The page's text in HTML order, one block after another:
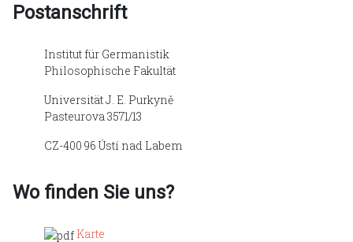
Postanschrift
Institut für Germanistik
Philosophische Fakultät
Universität J. E. Purkyně
Pasteurova 3571/13
CZ-400 96 Ústí nad Labem
Wo finden Sie uns?
Karte